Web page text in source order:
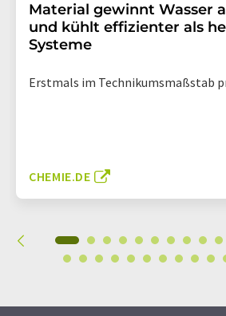
Material gewinnt Wasser
und kühlt effizienter als
Systeme
Erstmals im Technikumsmaßstab
CHEMIE.DE